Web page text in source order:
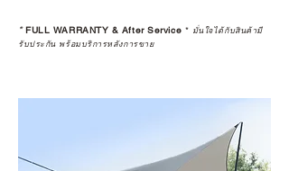
*FULL WARRANTY & After Service * มั่นใจได้กับสินค้ามี
รับประกัน พร้อมบริการหลังการขาย